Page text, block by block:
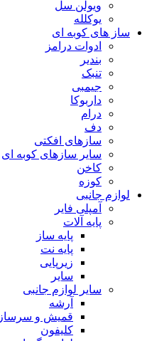
ویولن سل
یوکلله
ساز های کوبه ای
ادوات درامز
بندیر
تنبک
جیمبی
داربوکا
درام
دف
سازهای افکتی
سایر سازهای کوبه ای
کاخن
کوزه
لوازم جانبی
آمپلی فایر
پایه آلات
پایه ساز
پایه نت
زیرپایی
سایر
سایر لوازم جانبی
آرشه
قمیش و سرساز
کلیفون